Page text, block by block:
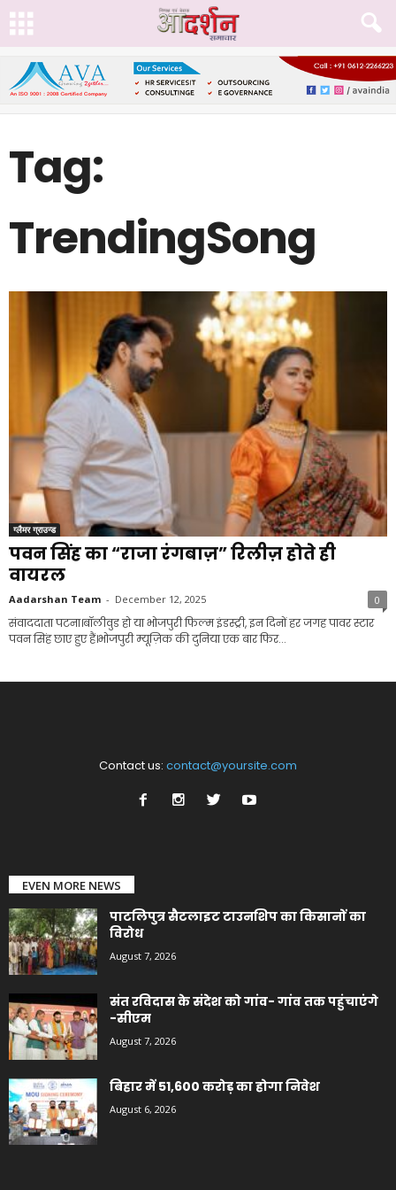
Tag:
TrendingSong
ग्लैमर ग्राउन्ड
पवन सिंह का “राजा रंगबाज़” रिलीज़ होते ही
वायरल
Aadarshan Team - December 12, 2025 0
संवाददाता पटना।बॉलीवुड हो या भोजपुरी फिल्म इंडस्ट्री, इन दिनों हर जगह पावर स्टार
पवन सिंह छाए हुए हैं।भोजपुरी म्यूज़िक की दुनिया एक बार फिर...
Contact us: contact@yoursite.com
EVEN MORE NEWS
पाटलिपुत्र सैटलाइट टाउनशिप का किसानों का
विरोध
August 7, 2026
संत रविदास के संदेश को गांव- गांव तक पहुंचाएंगे
-सीएम
August 7, 2026
बिहार में 51,600 करोड़ का होगा निवेश
August 6, 2026